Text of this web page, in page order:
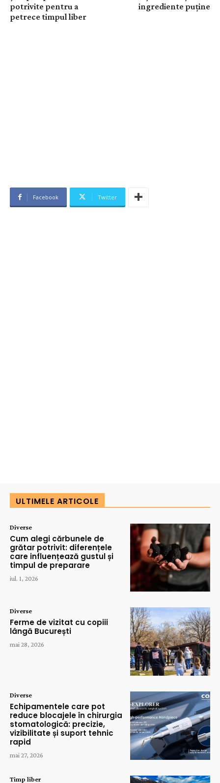
potrivite pentru a
petrece timpul liber
ingrediente puține
Facebook Twitter
ULTIMELE ARTICOLE
Diverse
Cum alegi cărbunele de
grătar potrivit: diferențele
care influențează gustul și
timpul de preparare
iul. 1, 2026
Diverse
Ferme de vizitat cu copiii
lângă București
mai 28, 2026
Diverse
Echipamentele care pot
reduce blocajele în chirurgia
stomatologică: precizie,
vizibilitate și suport tehnic
rapid
mai 27, 2026
Timp liber